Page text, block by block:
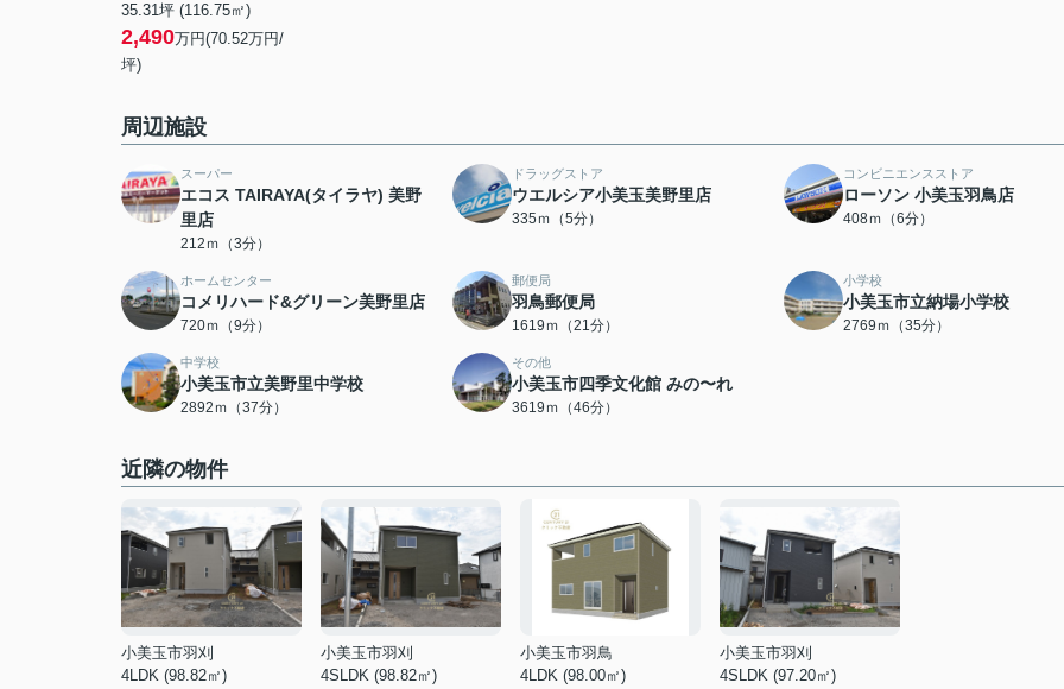
35.31坪 (116.75㎡)
2,490万円(70.52万円/
坪)
周辺施設
スーパー
エコス TAIRAYA(タイラヤ) 美野
里店
212ｍ（3分）
ドラッグストア
ウエルシア小美玉美野里店
335ｍ（5分）
コンビニエンスストア
ローソン 小美玉羽鳥店
408ｍ（6分）
ホームセンター
コメリハード&グリーン美野里店
720ｍ（9分）
郵便局
羽鳥郵便局
1619ｍ（21分）
小学校
小美玉市立納場小学校
2769ｍ（35分）
中学校
小美玉市立美野里中学校
2892ｍ（37分）
その他
小美玉市四季文化館 みの〜れ
3619ｍ（46分）
近隣の物件
小美玉市羽刈
4LDK (98.82㎡)
小美玉市羽刈
4SLDK (98.82㎡)
小美玉市羽鳥
4LDK (98.00㎡)
小美玉市羽刈
4SLDK (97.20㎡)